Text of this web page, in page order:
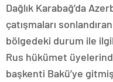
Dağlık Karabağ’da
çatışmaları
bölgedeki durum ile
Rus hükümet
başkenti Bakü’ye